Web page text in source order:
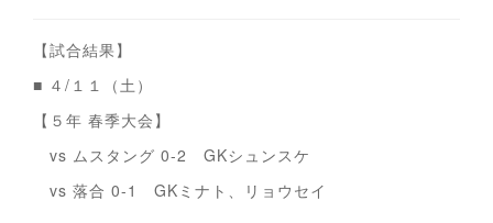
【試合結果】
■ ４/１１（土）
【５年 春季大会】
vs ムスタング 0-2 GKシュンスケ
vs 落合 0-1 GKミナト、リョウセイ